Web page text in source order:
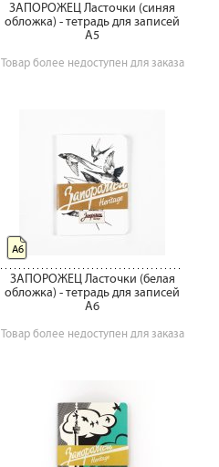
ЗАПОРОЖЕЦ Ласточки (синяя
обложка) - тетрадь для записей
А5
Товар более недоступен для заказа
ЗАПОРОЖЕЦ Ласточки (белая
обложка) - тетрадь для записей
А6
Товар более недоступен для заказа
А6